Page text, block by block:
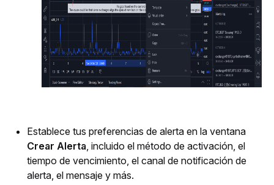
Crear Alerta, incluido el método de activación, el
tiempo de vencimiento, el canal de notificación de
alerta, el mensaje y más.